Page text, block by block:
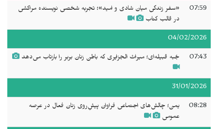
07:59
«سفر زندگی میان شادی و امید»؛ تجربه شخصی نویسنده مراکشی
در قالب کتاب
04/02/2026
07:43 جُبه قبیله‌ای؛ میراث الجزایری که باطن زنان بربر را بازتاب می‌دهد
31/01/2026
08:28
یمن؛ چالش‌های اجتماعی فراوان پیشِ‌روی زنان فعال در عرصه
عمومی